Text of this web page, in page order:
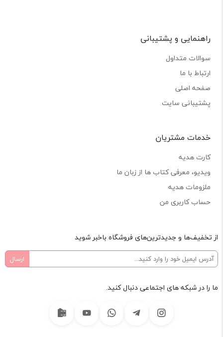
راهنمایی و پشتیبانی
سوالات متداول
ارتباط با ما
صفحه اصلی
پشتیبانی سایت
خدمات مشتریان
کارت هدیه
ویدیو، معرفی کتاب ها از زبان ما
ملزومات هدیه
حساب کاربری من
از تخفیف‌ها و جدیدترین‌های فروشگاه باخبر شوید
ما را در شبکه های اجتماعی دنبال کنید.